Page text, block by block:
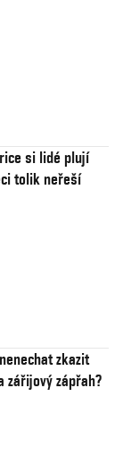
si lidé plují
tolik neřeší
zkazit
zářijový zápřah?